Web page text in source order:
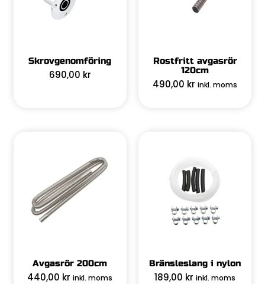
Skrovgenomföring
690,00 kr
Rostfritt avgasrör
120cm
490,00 kr inkl. moms
Avgasrör 200cm
440,00 kr inkl. moms
Bränsleslang i nylon
189,00 kr inkl. moms